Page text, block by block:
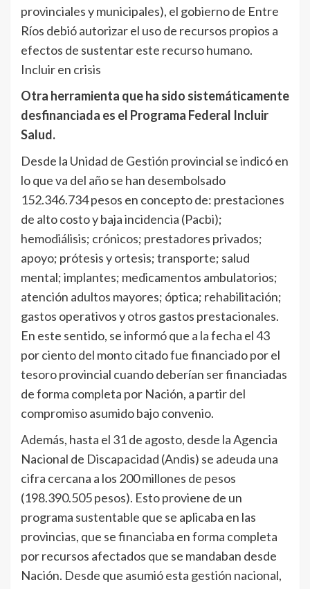
provinciales y municipales), el gobierno de Entre
Ríos debió autorizar el uso de recursos propios a
efectos de sustentar este recurso humano.
Incluir en crisis
Otra herramienta que ha sido sistemáticamente
desfinanciada es el Programa Federal Incluir
Salud.
Desde la Unidad de Gestión provincial se indicó en
lo que va del año se han desembolsado
152.346.734 pesos en concepto de: prestaciones
de alto costo y baja incidencia (Pacbi);
hemodiálisis; crónicos; prestadores privados;
apoyo; prótesis y ortesis; transporte; salud
mental; implantes; medicamentos ambulatorios;
atención adultos mayores; óptica; rehabilitación;
gastos operativos y otros gastos prestacionales.
En este sentido, se informó que a la fecha el 43
por ciento del monto citado fue financiado por el
tesoro provincial cuando deberían ser financiadas
de forma completa por Nación, a partir del
compromiso asumido bajo convenio.
Además, hasta el 31 de agosto, desde la Agencia
Nacional de Discapacidad (Andis) se adeuda una
cifra cercana a los 200 millones de pesos
(198.390.505 pesos). Esto proviene de un
programa sustentable que se aplicaba en las
provincias, que se financiaba en forma completa
por recursos afectados que se mandaban desde
Nación. Desde que asumió esta gestión nacional,